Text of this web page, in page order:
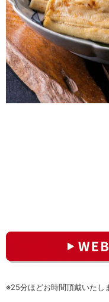
※25分ほどお時間頂戴いたし